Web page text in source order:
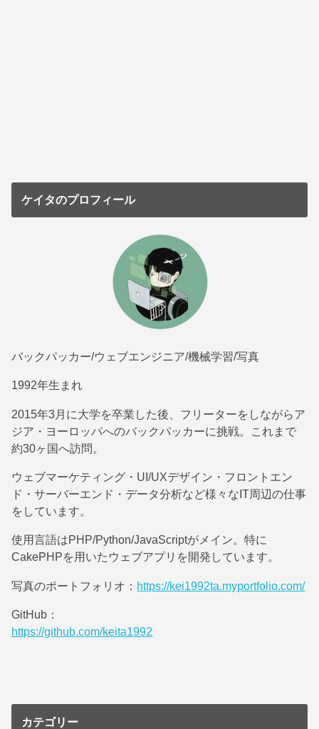
ケイタのプロフィール
バックパッカー/ウェブエンジニア/機械学習/写真
1992年生まれ
2015年3月に大学を卒業した後、フリーターをしながらア
ジア・ヨーロッパへのバックパッカーに挑戦。これまで
約30ヶ国へ訪問。
ウェブマーケティング・UI/UXデザイン・フロントエン
ド・サーバーエンド・データ分析など様々なIT周辺の仕事
をしています。
使用言語はPHP/Python/JavaScriptがメイン。特に
CakePHPを用いたウェブアプリを開発しています。
写真のポートフォリオ： https://kei1992ta.myportfolio.com/
GitHub：
https://github.com/keita1992
カテゴリー